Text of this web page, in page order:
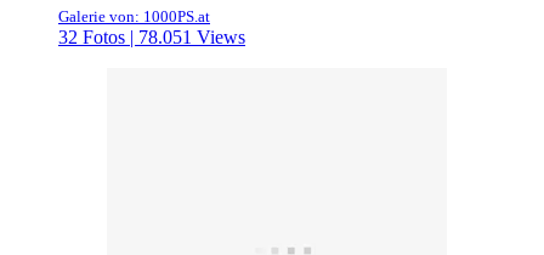
Galerie von: 1000PS.at
32 Fotos | 78.051 Views